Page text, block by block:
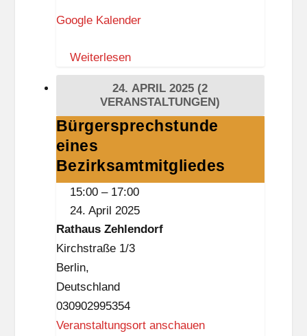
a
n
h
f
L
i
c
h
e
r
f
e
l
d
e
m
E
r
o
p
ä
i
s
c
h
e
r
K
u
Google Kalender
Weiterlesen
24. APRIL 2025 (2
VERANSTALTUNGEN)
Bürgersprechstunde
eines
Bezirksamtmitgliedes
Bürgersprechstunde
eines
Bezirksamtmitgliedes
15:00 – 17:00
24. April 2025
Rathaus Zehlendorf
Kirchstraße 1/3
Berlin,
Deutschland
030902995354
Veranstaltungsort anschauen